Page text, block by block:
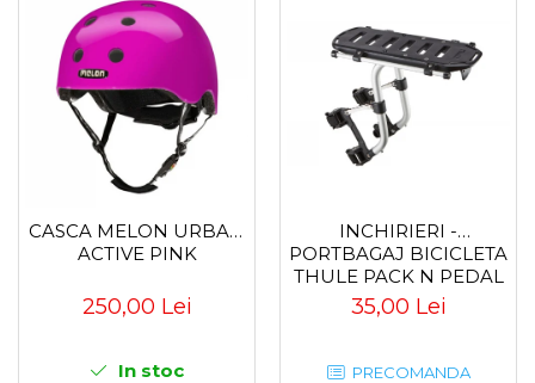
CASCA MELON URBAN
ACTIVE PINK
250,00 Lei
In stoc
INCHIRIERI -
PORTBAGAJ BICICLETA
THULE PACK N PEDAL
TOUR RACK
35,00 Lei
PRECOMANDA